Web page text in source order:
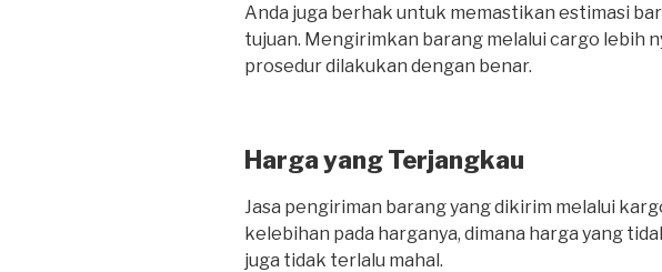
Anda juga berhak untuk memastikan estimasi
tujuan. Mengirimkan barang melalui cargo lebih
prosedur dilakukan dengan benar.
Harga yang Terjangkau
Jasa pengiriman barang yang dikirim melalui
kelebihan pada harganya, dimana harga yang
juga tidak terlalu mahal.